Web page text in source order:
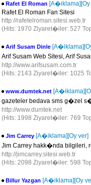
Rafet El Roman [A�iklama]
Rafet El Roman Fan Sitesi
http://rafetelroman.sitesi.web.tr
(Hits: 1970 Ziyaret�iler: 527
Arif Susam Dinle [A�iklama]
Arif Susam Web Sitesi, Arif
http://www.arifsusam.com.tr
(Hits: 2143 Ziyaret�iler: 1025
www.dumtek.net [A�iklama]
gazeteler bedava sms g�zel
http://www.dumtek.net
(Hits: 1998 Ziyaret�iler: 769
Jim Carrey [A�iklama][Oy ver]
Jim Carrey hakk�nda bilgileri,
http://jimcarrey.sitesi.web.tr
(Hits: 2098 Ziyaret�iler: 598
Billur Yazgan [A�iklama][Oy